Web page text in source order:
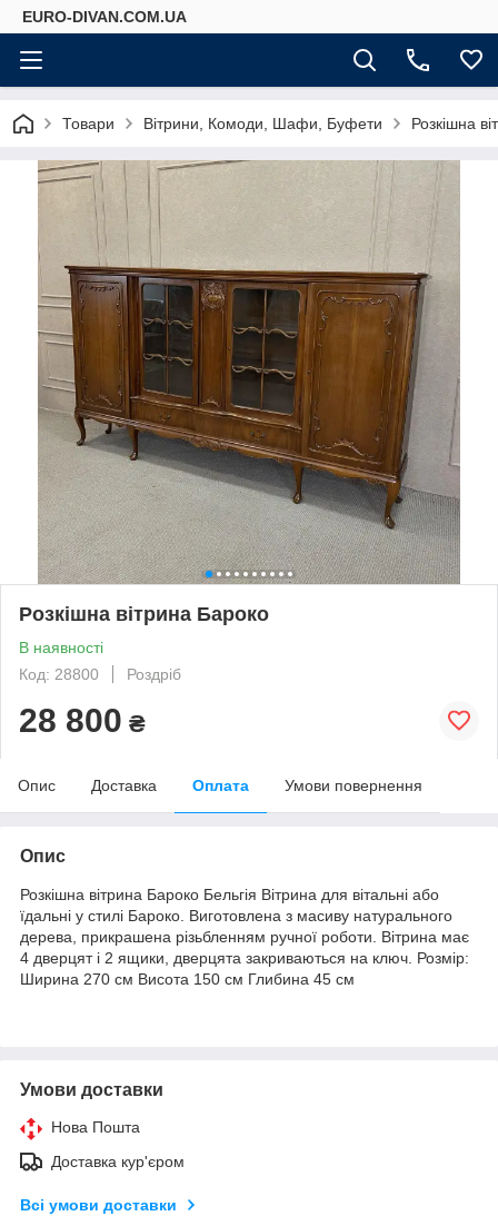
EURO-DIVAN.COM.UA
Товари Вітрини, Комоди, Шафи, Буфети Розкішна
Розкішна вітрина Бароко
В наявності
Код: 28800
Роздріб
28 800 ₴
Опис Доставка Оплата Умови повернення
Опис
Розкішна вітрина Бароко Бельгія Вітрина для вітальні або
їдальні у стилі Бароко. Виготовлена з масиву натурального
дерева, прикрашена різьбленням ручної роботи. Вітрина має
4 дверцят і 2 ящики, дверцята закриваються на ключ. Розмір:
Ширина 270 см Висота 150 см Глибина 45 см
Умови доставки
Нова Пошта
Доставка кур'єром
Всі умови доставки